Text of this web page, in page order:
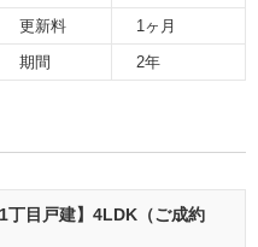
更新料
1ヶ月
期間 2年
丁目戸建】4LDK（ご成約